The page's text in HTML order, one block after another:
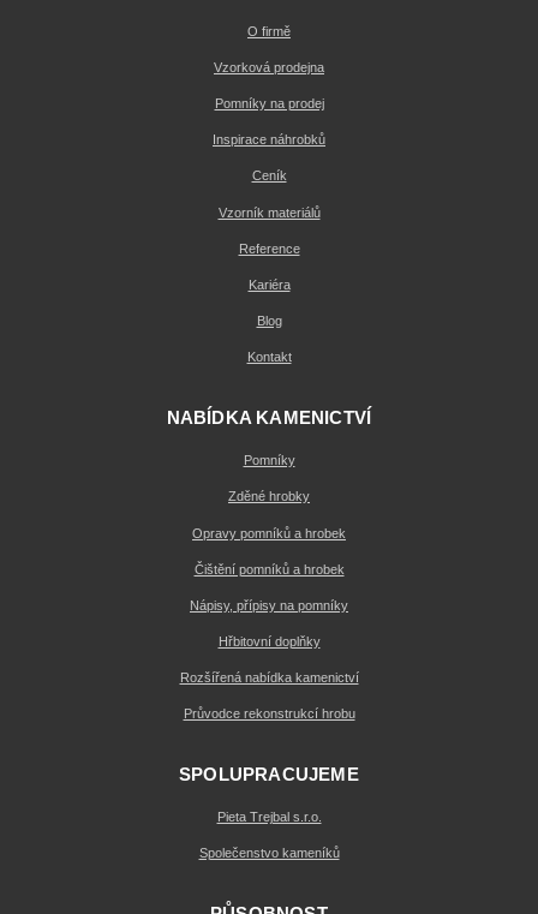
O firmě
Vzorková prodejna
Pomníky na prodej
Inspirace náhrobků
Ceník
Vzorník materiálů
Reference
Kariéra
Blog
Kontakt
NABÍDKA KAMENICTVÍ
Pomníky
Zděné hrobky
Opravy pomníků a hrobek
Čištění pomníků a hrobek
Nápisy, přípisy na pomníky
Hřbitovní doplňky
Rozšířená nabídka kamenictví
Průvodce rekonstrukcí hrobu
SPOLUPRACUJEME
Pieta Trejbal s.r.o.
Společenstvo kameníků